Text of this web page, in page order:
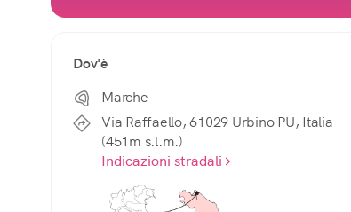
Dov'è
Marche
Via Raffaello, 61029 Urbino PU, Italia
(451m s.l.m.)
Indicazioni stradali